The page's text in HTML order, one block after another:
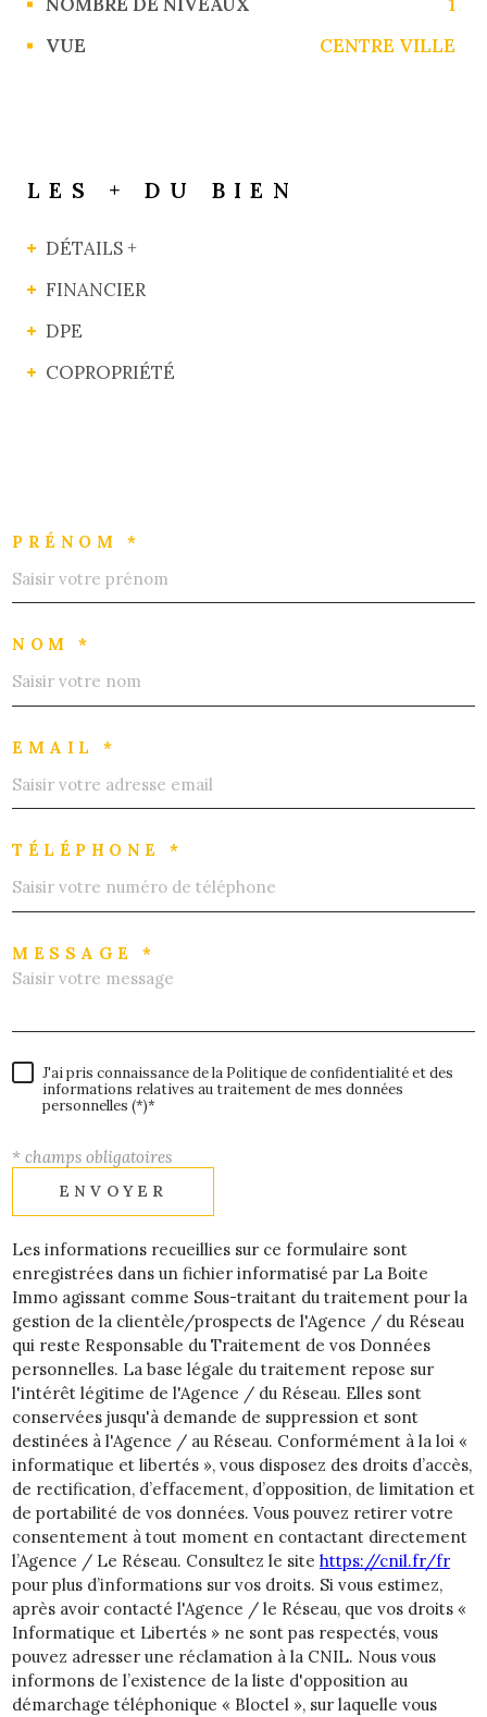
VUE
CENTRE VILLE
LES + DU BIEN
DÉTAILS +
FINANCIER
DPE
COPROPRIÉTÉ
PRÉNOM *
NOM *
EMAIL *
TÉLÉPHONE *
MESSAGE *
J'ai pris connaissance de la Politique de confidentialité et des
informations relatives au traitement de mes données
personnelles (*)*
* champs obligatoires
ENVOYER
Les informations recueillies sur ce formulaire sont
enregistrées dans un fichier informatisé par La Boite
Immo agissant comme Sous-traitant du traitement pour la
gestion de la clientèle/prospects de l'Agence / du Réseau
qui reste Responsable du Traitement de vos Données
personnelles. La base légale du traitement repose sur
l'intérêt légitime de l'Agence / du Réseau. Elles sont
conservées jusqu'à demande de suppression et sont
destinées à l'Agence / au Réseau. Conformément à la loi «
informatique et libertés », vous disposez des droits d’accès,
de rectification, d’effacement, d’opposition, de limitation et
de portabilité de vos données. Vous pouvez retirer votre
consentement à tout moment en contactant directement
l’Agence / Le Réseau. Consultez le site https://cnil.fr/fr
pour plus d’informations sur vos droits. Si vous estimez,
après avoir contacté l'Agence / le Réseau, que vos droits «
Informatique et Libertés » ne sont pas respectés, vous
pouvez adresser une réclamation à la CNIL. Nous vous
informons de l’existence de la liste d'opposition au
démarchage téléphonique « Bloctel », sur laquelle vous